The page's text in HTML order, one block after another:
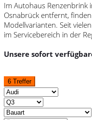
Im Autohaus Renzenbrink
Osnabrück entfernt,
Modellvarianten. Seit
im Servicebereich in der
Unsere sofort
6 Treffer